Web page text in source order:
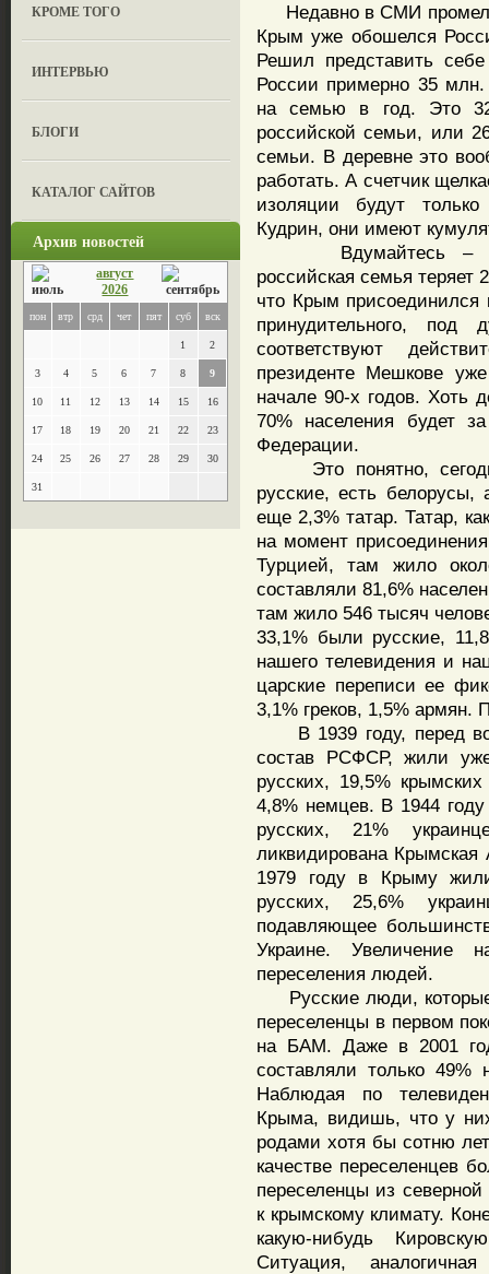
КРОМЕ ТОГО
ИНТЕРВЬЮ
БЛОГИ
КАТАЛОГ САЙТОВ
Архив новостей
август
2026
пон втр срд чет пят суб вск
1 2
3 4 5 6 7 8 9
10 11 12 13 14 15 16
17 18 19 20 21 22 23
24 25 26 27 28 29 30
31
Недавно в СМИ
Крым уже обошелся
Решил представить
России примерно 35 млн.
на семью в год. Это
российской семьи, или
семьи. В деревне это
работать. А счетчик
изоляции будут
Кудрин, они имеют
Вдумайтесь –
российская семья теряет
что Крым присоединился
принудительного, под
соответствуют
президенте Мешкове
начале 90-х годов. Хоть
70% населения будет
Федерации.
Это понятно,
русские, есть
еще 2,3% татар. Татар,
на момент
Турцией, там жило
составляли 81,6%
там жило 546 тысяч
33,1% были русские,
нашего телевидения и
царские переписи ее
3,1% греков, 1,5%
В 1939 году, перед
состав РСФСР, жили
русских, 19,5%
4,8% немцев. В 1944
русских, 21%
ликвидирована
1979 году в Крыму
русских, 25,6%
подавляющее
Украине. Увеличение
переселения людей.
Русские люди, которые
переселенцы в первом
на БАМ. Даже в 2001
составляли только
Наблюдая по
Крыма, видишь, что у
родами хотя бы сотню
качестве переселенцев
переселенцы из
к крымскому климату.
какую-нибудь
Ситуация,